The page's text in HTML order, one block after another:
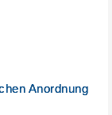
Anordnung